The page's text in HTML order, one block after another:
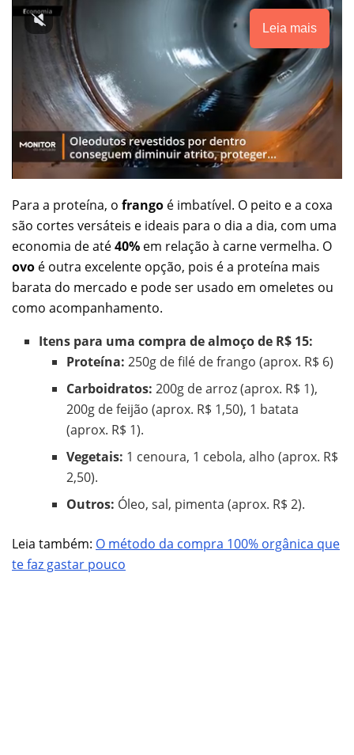
Leia mais
Para a proteína, o frango é imbatível. O peito e a coxa
são cortes versáteis e ideais para o dia a dia, com uma
economia de até40% em relação à carne vermelha. O
ovo é outra excelente opção, pois é a proteína mais
barata do mercado e pode ser usado em omeletes ou
como acompanhamento.
Itens para uma compra de almoço de R$ 15:
Proteína: 250g de filé de frango (aprox. R$ 6)
Carboidratos: 200g de arroz (aprox. R$ 1),
200g de feijão (aprox. R$ 1,50), 1 batata
(aprox. R$ 1).
Vegetais: 1 cenoura, 1 cebola, alho (aprox. R$
2,50).
Outros: Óleo, sal, pimenta (aprox. R$ 2).
Leia também: O método da compra 100% orgânica que
te faz gastar pouco